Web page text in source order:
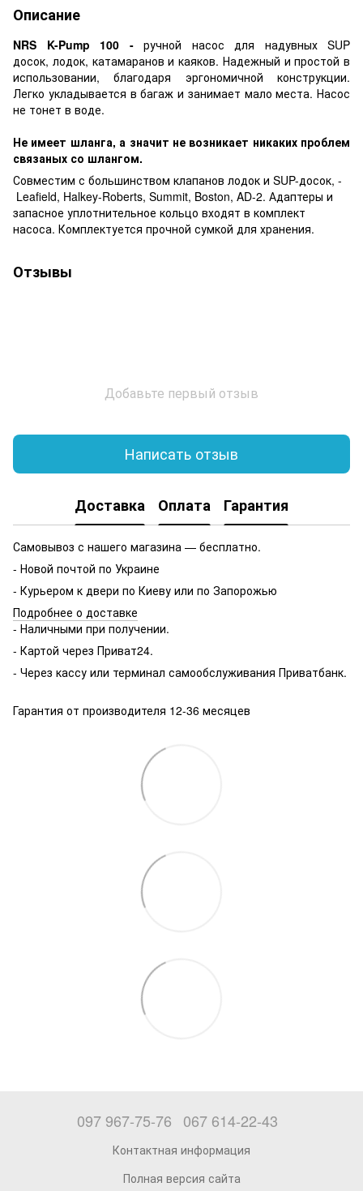
Описание
NRS K-Pump 100 - ручной насос для надувных SUP
досок, лодок, катамаранов и каяков. Надежный и простой в
использовании, благодаря эргономичной конструкции.
Легко укладывается в багаж и занимает мало места. Насос
не тонет в воде.
Не имеет шланга, а значит не возникает никаких проблем
связаных со шлангом.
Совместим с большинством клапанов лодок и SUP-досок, -
Leafield, Halkey-Roberts, Summit, Boston, AD-2. Адаптеры и
запасное уплотнительное кольцо входят в комплект
насоса. Комплектуется прочной сумкой для хранения.
Отзывы
Добавьте первый отзыв
Написать отзыв
Доставка Оплата Гарантия
Самовывоз с нашего магазина — бесплатно.
- Новой почтой по Украине
- Курьером к двери по Киеву или по Запорожью
Подробнее о доставке
- Наличными при получении.
- Картой через Приват24.
- Через кассу или терминал самообслуживания Приватбанк.
Гарантия от производителя 12-36 месяцев
097 967-75-76 067 614-22-43
Контактная информация
Полная версия сайта